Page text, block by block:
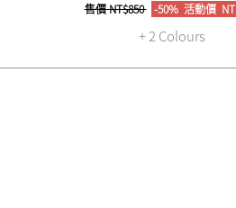
售價NT$850 -50% 活動價
+ 2 Colours